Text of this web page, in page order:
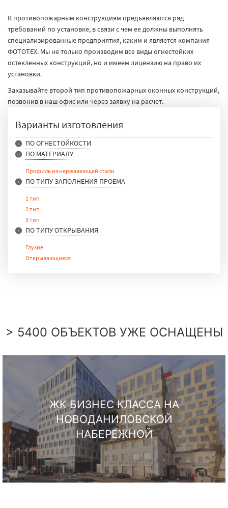
К противопожарным конструкциям предъявляются ряд
требований по установке, в связи с чем ее должны выполнять
специализированные предприятия, каким и является компания
ФОТОТЕХ. Мы не только производим все виды огнестойких
остекленных конструкций, но и имеем лицензию на право их
установки.
Заказывайте второй тип противопожарных оконных конструкций,
позвонив в наш офис или через заявку на расчет.
Варианты изготовления
ПО ОГНЕСТОЙКОСТИ
E 15
E 90
ПО МАТЕРИАЛУ
Профиль из нержавеющей стали
ПО ТИПУ ЗАПОЛНЕНИЯ ПРОЕМА
1 тип
2 тип
3 тип
ПО ТИПУ ОТКРЫВАНИЯ
Глухие
Открывающиеся
> 5400 ОБЪЕКТОВ УЖЕ ОСНАЩЕНЫ
ЖК БИЗНЕС КЛАССА НА
НОВОДАНИЛОВСКОЙ
НАБЕРЕЖНОЙ